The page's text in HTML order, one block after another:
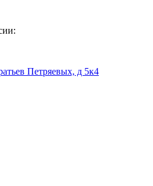
Петряевых, д 5к4